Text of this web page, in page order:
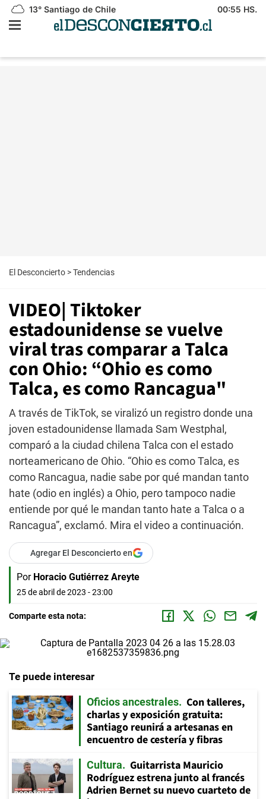
13° Santiago de Chile 00:55 HS.
El Desconcierto >Tendencias
VIDEO| Tiktoker
estadounidense se vuelve
viral tras comparar a Talca
con Ohio: “Ohio es como
Talca, es como Rancagua"
A través de TikTok, se viralizó un registro donde una
joven estadounidense llamada Sam Westphal,
comparó a la ciudad chilena Talca con el estado
norteamericano de Ohio. “Ohio es como Talca, es
como Rancagua, nadie sabe por qué mandan tanto
hate (odio en inglés) a Ohio, pero tampoco nadie
entiende por qué le mandan tanto hate a Talca o a
Rancagua”, exclamó. Mira el video a continuación.
Agregar El Desconcierto en
Por Horacio Gutiérrez Areyte
25 de abril de 2023 - 23:00
Comparte esta nota:
Te puede interesar
Oficios ancestrales
Con talleres,
charlas y exposición gratuita:
Santiago reunirá a artesanas en
encuentro de cestería y fibras
Cultura
Guitarrista Mauricio
Rodríguez estrena junto al francés
Adrien Bernet su nuevo cuarteto de